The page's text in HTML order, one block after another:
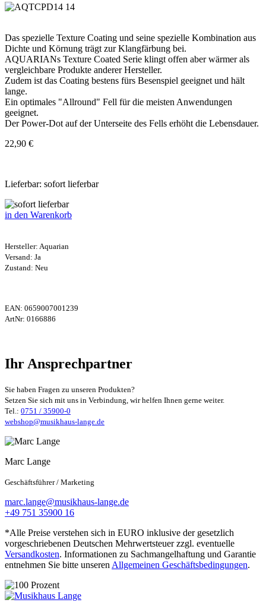
Das spezielle Texture Coating und seine spezielle Kombination aus
Dichte und Körnung trägt zur Klangfärbung bei.
AQUARIANs Texture Coated Serie klingt offen aber wärmer als
vergleichbare Produkte anderer Hersteller.
Zudem ist das Coating bestens fürs Besenspiel geeignet und hält
lange.
Ein optimales "Allround" Fell für die meisten Anwendungen
geeignet.
Der Power-Dot auf der Unterseite des Fells erhöht die Lebensdauer.
22,90 €
Lieferbar: sofort lieferbar
in den Warenkorb
Hersteller: Aquarian
Versand: Ja
Zustand: Neu
EAN: 0659007001239
ArtNr: 0166886
Ihr Ansprechpartner
Sie haben Fragen zu unseren Produkten?
Setzen Sie sich mit uns in Verbindung, wir helfen Ihnen gerne weiter.
Tel.: 0751 / 35900-0
webshop@musikhaus-lange.de
Marc Lange
Geschäftsführer / Marketing
marc.lange@musikhaus-lange.de
+49 751 35900 16
*Alle Preise verstehen sich in EURO inklusive der gesetzlich
vorgeschriebenen Deutschen Mehrwertsteuer zzgl. eventuelle
Versandkosten. Informationen zu Sachmangelhaftung und Garantie
entnehmen Sie bitte unseren Allgemeinen Geschäftsbedingungen.